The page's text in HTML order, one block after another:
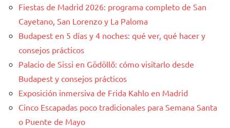
Fiestas de Madrid 2026: programa completo de San
Cayetano, San Lorenzo y La Paloma
Budapest en 5 días y 4 noches: qué ver, qué hacer y
consejos prácticos
Palacio de Sissi en Gödöllő: cómo visitarlo desde
Budapest y consejos prácticos
Exposición inmersiva de Frida Kahlo en Madrid
Cinco Escapadas poco tradicionales para Semana Santa
o Puente de Mayo